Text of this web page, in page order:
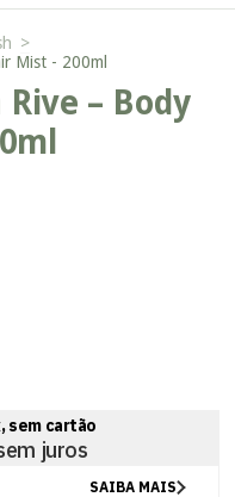
>
Mist - 200ml
– Body